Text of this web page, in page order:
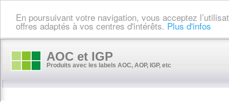
En poursuivant votre navigation, vous acceptez
offres adaptés à vos centres d'intérêts. Plus d'infos
AOC et IGP
Produits avec les labels AOC, AOP, IGP, etc